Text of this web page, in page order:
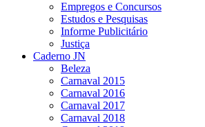
Empregos e Concursos
Estudos e Pesquisas
Informe Publicitário
Justiça
Caderno JN
Beleza
Carnaval 2015
Carnaval 2016
Carnaval 2017
Carnaval 2018